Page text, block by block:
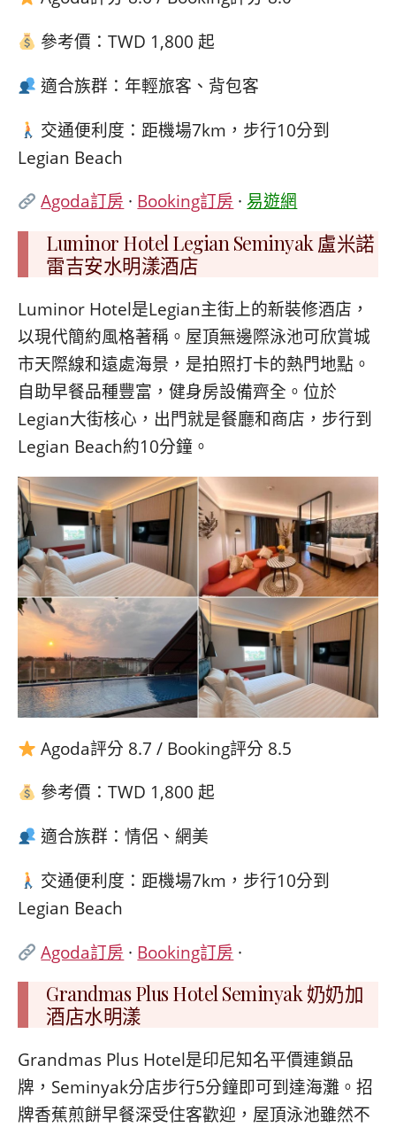
參考價：TWD 1,800 起
適合族群：年輕旅客、背包客
交通便利度：距機場7km，步行10分到
Legian Beach
Agoda訂房 · Booking訂房 · 易遊網
Luminor Hotel Legian Seminyak 盧米諾
雷吉安水明漾酒店
Luminor Hotel是Legian主街上的新裝修酒店，
以現代簡約風格著稱。屋頂無邊際泳池可欣賞城
市天際線和遠處海景，是拍照打卡的熱門地點。
自助早餐品種豐富，健身房設備齊全。位於
Legian大街核心，出門就是餐廳和商店，步行到
Legian Beach約10分鐘。
Agoda評分 8.7 / Booking評分 8.5
參考價：TWD 1,800 起
適合族群：情侶、網美
交通便利度：距機場7km，步行10分到
Legian Beach
Agoda訂房 · Booking訂房 ·
Grandmas Plus Hotel Seminyak 奶奶加
酒店水明漾
Grandmas Plus Hotel是印尼知名平價連鎖品
牌，Seminyak分店步行5分鐘即可到達海灘。招
牌香蕉煎餅早餐深受住客歡迎，屋頂泳池雖然不